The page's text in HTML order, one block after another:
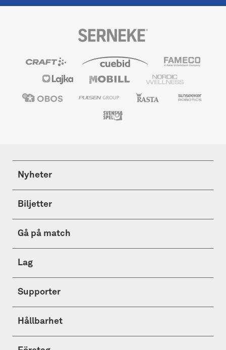
Nyheter
Biljetter
Gå på match
Lag
Supporter
Hållbarhet